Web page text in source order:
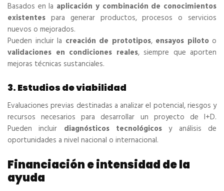
Basados en la aplicación y combinación de conocimientos
existentes para generar productos, procesos o servicios
nuevos o mejorados.
Pueden incluir la creación de prototipos, ensayos pilotoo
validaciones en condiciones reales, siempre que aporten
mejoras técnicas sustanciales.
3. Estudios de viabilidad
Evaluaciones previas destinadas a analizar el potencial, riesgos y
recursos necesarios para desarrollar un proyecto de I+D.
Pueden incluir diagnósticos tecnológicos y análisis de
oportunidades a nivel nacional o internacional.
Financiación e intensidad de la
ayuda